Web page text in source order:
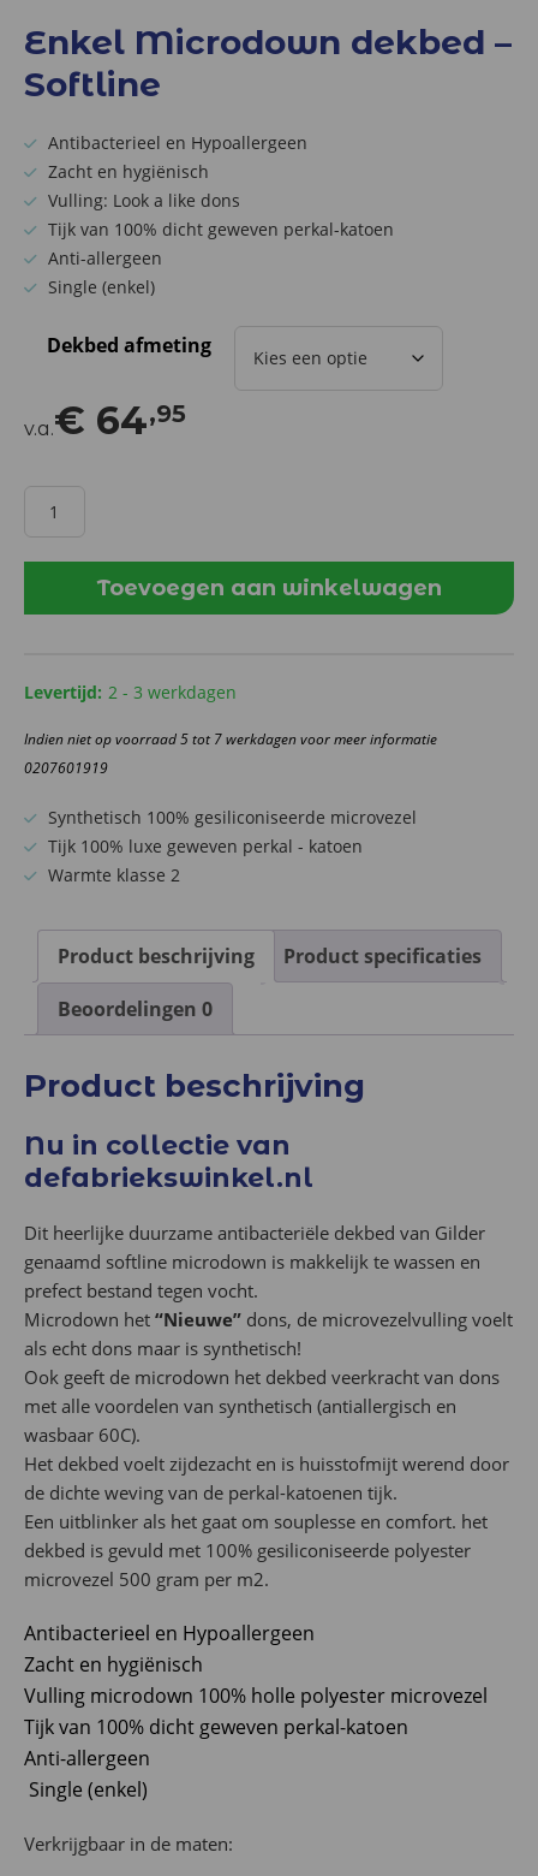
Product beschrijving
Product specificaties
Beoordelingen 0
Product beschrijving
Nu in collectie van
defabriekswinkel.nl
Dit heerlijke duurzame antibacteriële dekbed van Gilder
genaamd softline microdown is makkelijk te wassen en
prefect bestand tegen vocht.
Microdown het “Nieuwe” dons, de microvezelvulling voelt
als echt dons maar is synthetisch!
Ook geeft de microdown het dekbed veerkracht van dons
met alle voordelen van synthetisch (antiallergisch en
wasbaar 60C).
Het dekbed voelt zijdezacht en is huisstofmijt werend door
de dichte weving van de perkal-katoenen tijk.
Een uitblinker als het gaat om souplesse en comfort. het
dekbed is gevuld met 100% gesiliconiseerde polyester
microvezel 500 gram per m2.
Antibacterieel en Hypoallergeen
Zacht en hygiënisch
Vulling microdown 100% holle polyester microvezel
Tijk van 100% dicht geweven perkal-katoen
Anti-allergeen
Single (enkel)
Verkrijgbaar in de maten:
of
Enkel Microdown dekbed –
Softline
Antibacterieel en Hypoallergeen
Zacht en hygiënisch
Vulling: Look a like dons
Tijk van 100% dicht geweven perkal-katoen
Anti-allergeen
Single (enkel)
Dekbed afmeting
v.a.€ 64,95
dekbed
Softline
Toevoegen aan winkelwagen
Levertijd: 2 - 3 werkdagen
Indien niet op voorraad 5 tot 7 werkdagen voor meer informatie
0207601919
Synthetisch 100% gesiliconiseerde microvezel
Tijk 100% luxe geweven perkal - katoen
Warmte klasse 2